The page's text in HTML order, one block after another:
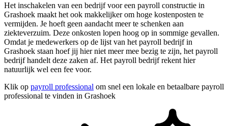
Het inschakelen van een bedrijf voor een payroll constructie in
Grashoek maakt het ook makkelijker om hoge kostenposten te
vermijden. Je hoeft geen aandacht meer te schenken aan
ziekteverzuim. Deze onkosten lopen hoog op in sommige gevallen.
Omdat je medewerkers op de lijst van het payroll bedrijf in
Grashoek staan hoef jij hier niet meer mee bezig te zijn, het payroll
bedrijf handelt deze zaken af. Het payroll bedrijf rekent hier
natuurlijk wel een fee voor.
Klik op payroll professional om snel een lokale en betaalbare payroll
professional te vinden in Grashoek